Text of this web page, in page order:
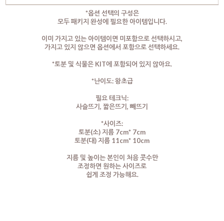
*옵션 선택의 구성은
모두 패키지 완성에 필요한 아이템입니다.
이미 가지고 있는 아이템이면 미포함으로 선택하시고,
가지고 있지 않으면 옵션에서 포함으로 선택하세요.
*토분 및 식물은 KIT에 포함되어 있지 않아요.
*난이도: 왕초급
필요 테크닉:
사슬뜨기, 짧은뜨기, 빼뜨기
*사이즈:
토분(소) 지름 7cm* 7cm
토분(대) 지름 11cm* 10cm
지름 및 높이는 본인이 처음 콧수만
조정하면 원하는 사이즈로
쉽게 조정 가능해요.